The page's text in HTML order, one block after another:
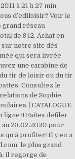
à 21 h 27 min
d’ediloisir? Voir le
grand réseau
de 942. Achat en
sur notre site dès
qui sera livrée
une carabine de
tir de loisir ou du tir
Consultez le
de Sophie,
[CATALOGUE
ligne !! Faites défiler
au 23.02.2020 pour
profiter! Il y en a
le plus grand
il regorge de